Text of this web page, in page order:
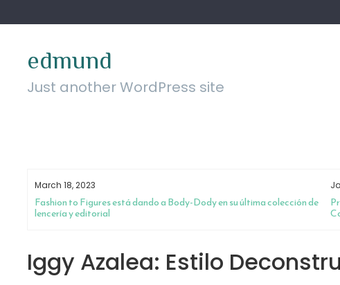
to
edmund
Just another WordPress site
March 18, 2023
Fashion to Figures está dando a Body-Dody en su última colección de
lencería y editorial
Iggy Azalea: Estilo